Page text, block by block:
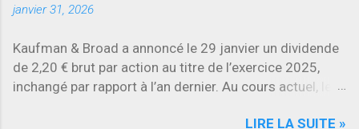
janvier 31, 2026
Kaufman & Broad a annoncé le 29 janvier un dividende
de 2,20 € brut par action au titre de l’exercice 2025,
inchangé par rapport à l’an dernier. Au cours actuel, le
LIRE LA SUITE »